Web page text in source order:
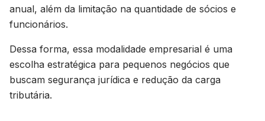
anual, além da limitação na quantidade de sócios e
funcionários.
Dessa forma, essa modalidade empresarial é uma
escolha estratégica para pequenos negócios que
buscam segurança jurídica e redução da carga
tributária.